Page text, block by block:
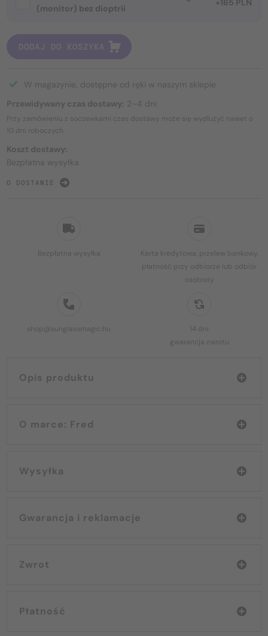
Bezpłatna wysyłka
Karta kredytowa, przelew bankowy,
płatność przy odbiorze lub odbiór
osobisty
shop@sunglassmagic.hu
14 dni
gwarancja zwrotu
Opis produktu
O marce: Fred
Wysyłka
Gwarancja i reklamacje
Zwrot
Płatność
(monitor) bez dioptrii
+165 PLN
DODAJ DO KOSZYKA
W magazynie, dostępne od ręki w naszym sklepie
Przewidywany czas dostawy: 2–4 dni
Przy zamówieniu z soczewkami czas dostawy może się wydłużyć nawet o
10 dni roboczych.
Koszt dostawy:
Bezpłatna wysyłka
O DOSTAWIE